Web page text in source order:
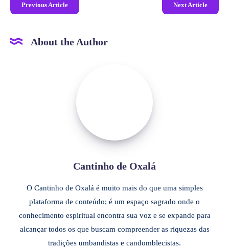
Previous Article Next Article
About the Author
Cantinho de Oxalá
O Cantinho de Oxalá é muito mais do que uma simples
plataforma de conteúdo; é um espaço sagrado onde o
conhecimento espiritual encontra sua voz e se expande para
alcançar todos os que buscam compreender as riquezas das
tradições umbandistas e candomblecistas.